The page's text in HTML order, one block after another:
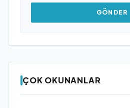
GÖNDER
ÇOK OKUNANLAR